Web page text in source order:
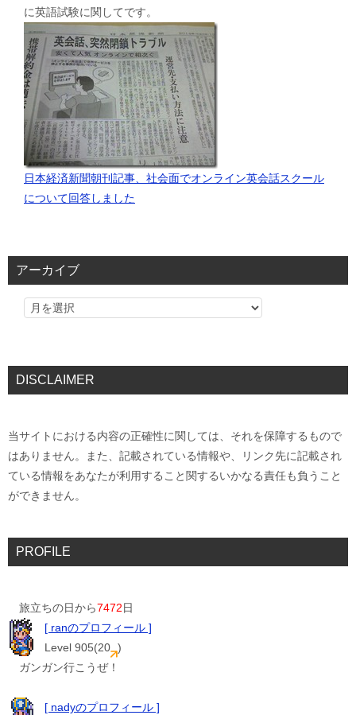
に英語試験に関してです。
日本経済新聞朝刊記事、社会面でオンライン英会話スクール
について回答しました
アーカイブ
DISCLAIMER
当サイトにおける内容の正確性に関しては、それを保障するもので
はありません。また、記載されている情報や、リンク先に記載され
ている情報をあなたが利用すること関するいかなる責任も負うこと
ができません。
PROFILE
旅立ちの日から7472日
[ ranのプロフィール ]
Level 905(20 )
ガンガン行こうぜ！
[ nadyのプロフィール ]